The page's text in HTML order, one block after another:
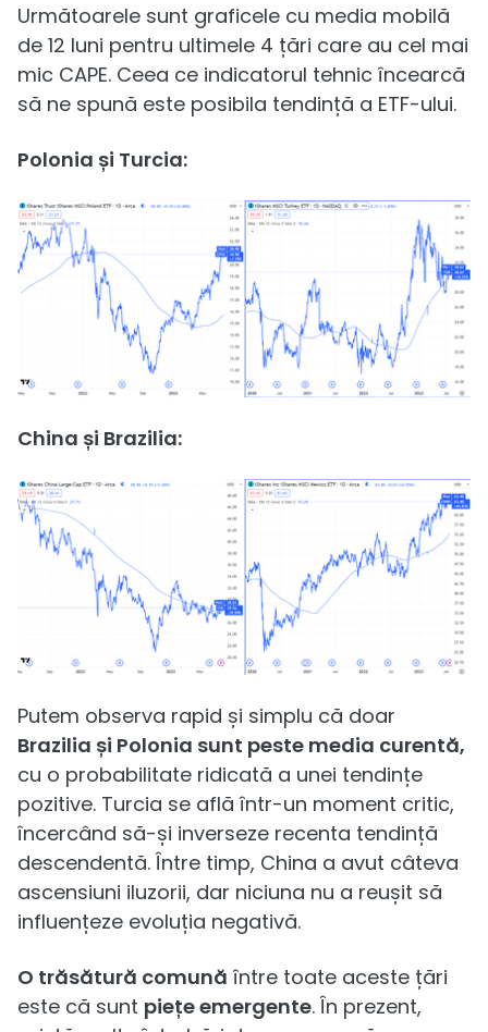
Următoarele sunt graficele cu media mobilă
de 12 luni pentru ultimele 4 țări care au cel mai
mic CAPE. Ceea ce indicatorul tehnic încearcă
să ne spună este posibila tendință a ETF-ului.
Polonia și Turcia:
China și Brazilia:
Putem observa rapid și simplu că doar
Brazilia și Polonia sunt peste media curentă,
cu o probabilitate ridicată a unei tendințe
pozitive. Turcia se află într-un moment critic,
încercând să-și inverseze recenta tendință
descendentă. Între timp, China a avut câteva
ascensiuni iluzorii, dar niciuna nu a reușit să
influențeze evoluția negativă.
O trăsătură comună între toate aceste țări
este că sunt piețe emergente. În prezent,